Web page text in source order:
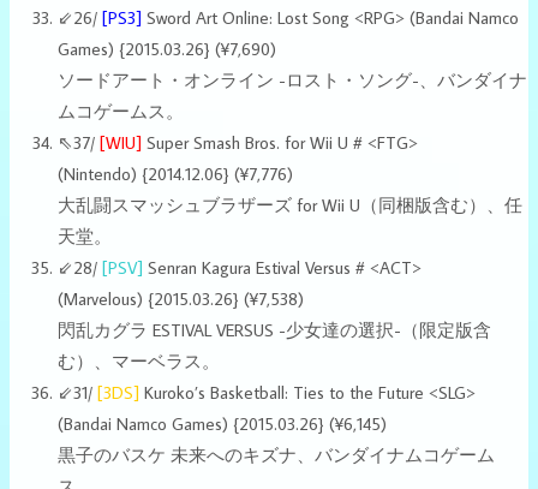
⇙26/ [PS3] Sword Art Online: Lost Song <RPG> (Bandai Namco
Games) {2015.03.26} (¥7,690)
ソードアート・オンライン -ロスト・ソング-、バンダイナ
ムコゲームス。
⇖37/ [WIU] Super Smash Bros. for Wii U # <FTG>
(Nintendo) {2014.12.06} (¥7,776)
大乱闘スマッシュブラザーズ for Wii U（同梱版含む）、任
天堂。
⇙28/ [PSV] Senran Kagura Estival Versus # <ACT>
(Marvelous) {2015.03.26} (¥7,538)
閃乱カグラ ESTIVAL VERSUS -少女達の選択-（限定版含
む）、マーベラス。
⇙31/ [3DS] Kuroko’s Basketball: Ties to the Future <SLG>
(Bandai Namco Games) {2015.03.26} (¥6,145)
黒子のバスケ 未来へのキズナ、バンダイナムコゲーム